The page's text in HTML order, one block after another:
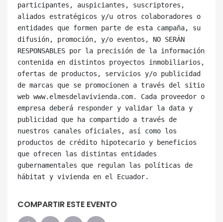
participantes, auspiciantes, suscriptores,
aliados estratégicos y/u otros colaboradores o
entidades que formen parte de esta campaña, su
difusión, promoción, y/o eventos, NO SERÁN
RESPONSABLES por la precisión de la información
contenida en distintos proyectos inmobiliarios,
ofertas de productos, servicios y/o publicidad
de marcas que se promocionen a través del sitio
web www.elmesdelavivienda.com. Cada proveedor o
empresa deberá responder y validar la data y
publicidad que ha compartido a través de
nuestros canales oficiales, así como los
productos de crédito hipotecario y beneficios
que ofrecen las distintas entidades
gubernamentales que regulan las políticas de
COMPARTIR ESTE EVENTO